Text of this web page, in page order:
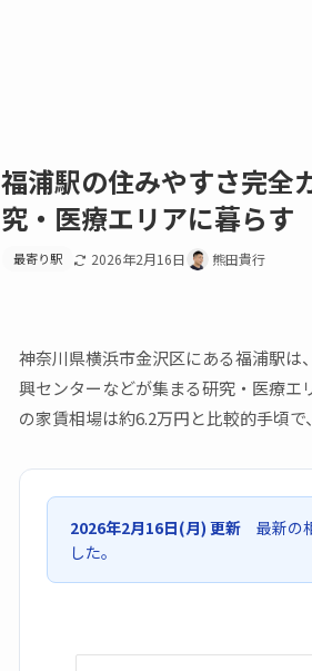
福浦駅の住みやすさ完全
究・医療エリアに暮らす
最寄り駅 2026年2月16日 熊田貴行
神奈川県横浜市金沢区にある福浦駅
興センターなどが集まる研究・医療
の家賃相場は約6.2万円と比較的手頃で
2026年2月16日(月) 更新 最新の
した。